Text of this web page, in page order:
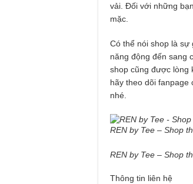
vải. Đối với những
mặc.
Có thể nói shop là
năng động đến sang
shop cũng được lòng
hãy theo dõi fanpage
nhé.
REN by Tee – Shop
REN by Tee – Shop
Thông tin liên hệ